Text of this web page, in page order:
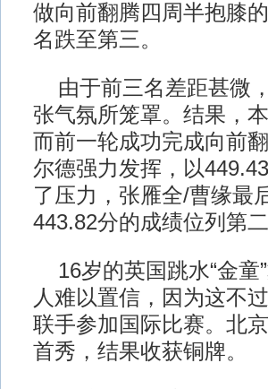
做向前翻腾四周半抱膝
名跌至第三。
由于前三名差距甚微
张气氛所笼罩。结果，
而前一轮成功完成向前
尔德强力发挥，以
了压力，张雁全/曹缘最
443.82分的成绩位列第二
16岁的英国跳水“金童
人难以置信，因为这不
联手参加国际比赛。北
首秀，结果收获铜牌。